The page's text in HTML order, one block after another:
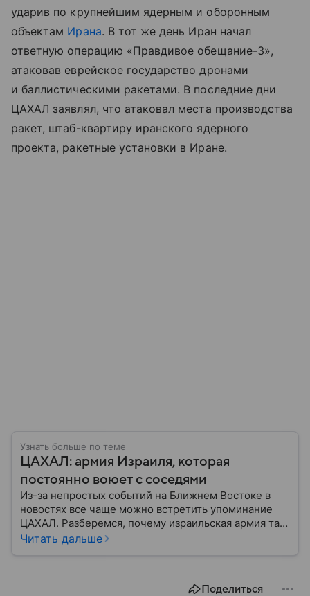
ударив по крупнейшим ядерным и оборонным
объектам Ирана. В тот же день Иран начал
ответную операцию «Правдивое обещание-3»,
атаковав еврейское государство дронами
и баллистическими ракетами. В последние дни
ЦАХАЛ заявлял, что атаковал места производства
ракет, штаб-квартиру иранского ядерного
проекта, ракетные установки в Иране.
Узнать больше по теме
ЦАХАЛ: армия Израиля, которая
постоянно воюет с соседями
Из-за непростых событий на Ближнем Востоке в
новостях все чаще можно встретить упоминание
ЦАХАЛ. Разберемся, почему израильская армия так
называется, насколько она боеспособна и какие у
Читать дальше
Поделиться